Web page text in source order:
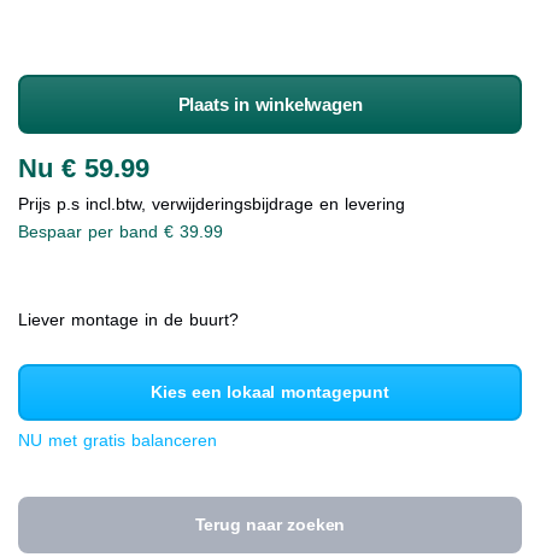
Plaats in winkelwagen
Nu € 59.99
Prijs p.s incl.btw, verwijderingsbijdrage en levering
Bespaar per band € 39.99
Liever montage in de buurt?
Kies een lokaal montagepunt
NU met gratis balanceren
Terug naar zoeken